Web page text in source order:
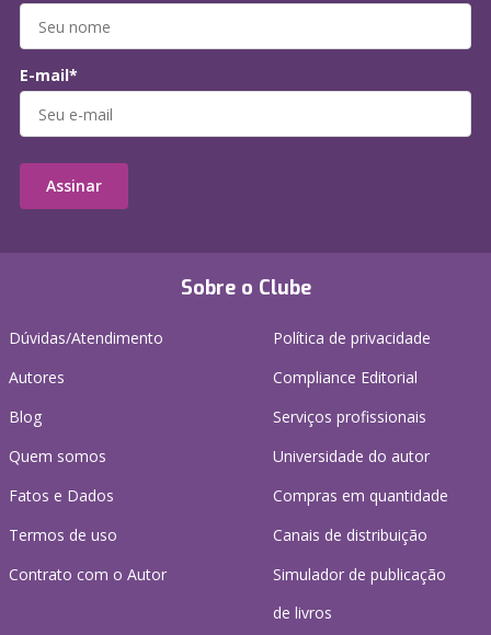
Sobre o Clube
Dúvidas/Atendimento
Autores
Blog
Quem somos
Fatos e Dados
Termos de uso
Contrato com o Autor
Política de privacidade
Compliance Editorial
Serviços profissionais
Universidade do autor
Compras em quantidade
Canais de distribuição
Simulador de publicação
de livros
E-mail*
Assinar